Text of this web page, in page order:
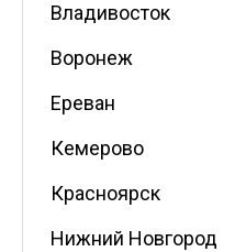
Владивосток
Воронеж
Ереван
Кемерово
Красноярск
Нижний Новгород